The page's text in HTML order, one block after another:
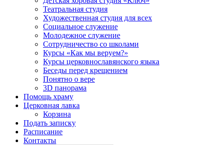
Театральная студия
Х​удожественная студия для всех
Социальное служение
Молодежное служение
Сотрудничество со школами
Курсы «Как мы веруем?»
Курсы церковнославянского языка
Беседы перед крещением
Понятно о вере
3D панорама
Помощь храму
Церковная лавка
Корзина
Подать записку
Расписание
Контакты